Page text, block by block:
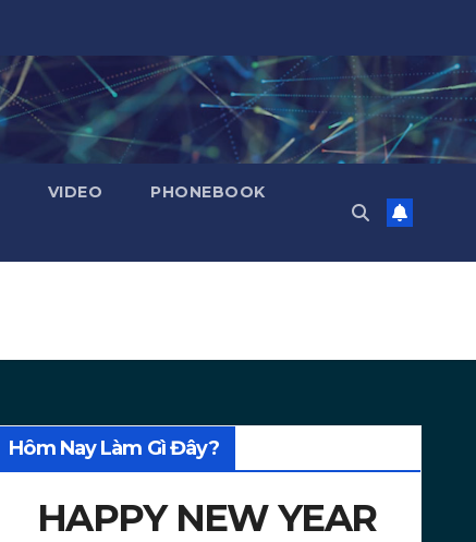
VIDEO PHONEBOOK
Hôm Nay Làm Gì Đây?
HAPPY NEW YEAR